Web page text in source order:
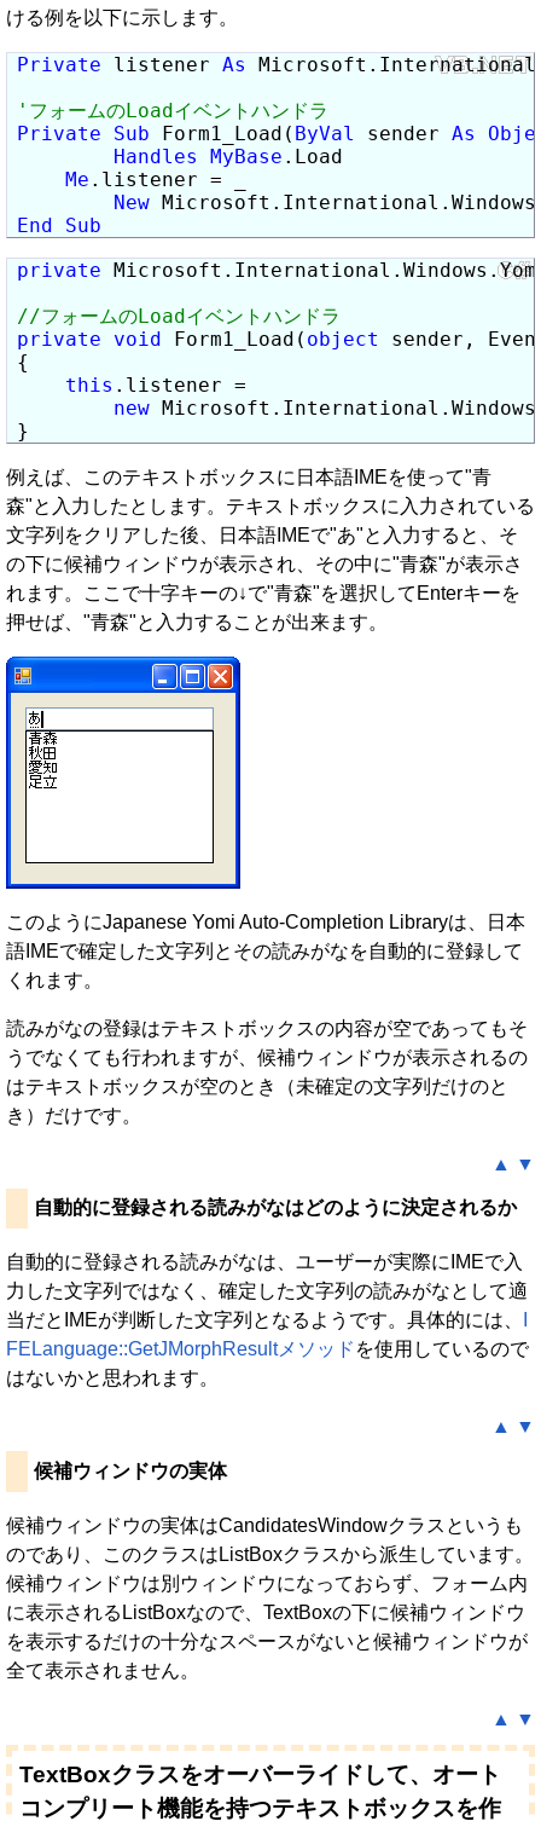
ける例を以下に示します。
Private listener As
Private
Sub Form1_Load( ByVal sender As
Handles
MyBase .Load
Me .listener = _
New
End
Sub
private
private
void Form1_Load( object
sender,
{
this .listener =
new
}
例えば、このテキストボックスに日本語IMEを使って"青
森"と入力したとします。テキストボックスに入力されている
文字列をクリアした後、日本語IMEで"あ"と入力すると、そ
の下に候補ウィンドウが表示され、その中に"青森"が表示さ
れます。ここで十字キーの↓で"青森"を選択してEnterキーを
押せば、"青森"と入力することが出来ます。
このようにJapanese Yomi Auto-Completion Libraryは、日本
語IMEで確定した文字列とその読みがなを自動的に登録して
くれます。
読みがなの登録はテキストボックスの内容が空であってもそ
うでなくても行われますが、候補ウィンドウが表示されるの
はテキストボックスが空のとき（未確定の文字列だけのと
き）だけです。
▲ ▼
自動的に登録される読みがなはどのように決定されるか
自動的に登録される読みがなは、ユーザーが実際にIMEで入
力した文字列ではなく、確定した文字列の読みがなとして適
当だとIMEが判断した文字列となるようです。具体的には、
FELanguage::GetJMorphResultメソッド を使用しているので
はないかと思われます。
▲ ▼
候補ウィンドウの実体
候補ウィンドウの実体はCandidatesWindowクラスというも
のであり、このクラスはListBoxクラスから派生しています。
候補ウィンドウは別ウィンドウになっておらず、フォーム内
に表示されるListBoxなので、TextBoxの下に候補ウィンドウ
を表示するだけの十分なスペースがないと候補ウィンドウが
全て表示されません。
▲ ▼
TextBoxクラスをオーバーライドして、オート
コンプリート機能を持つテキストボックスを作